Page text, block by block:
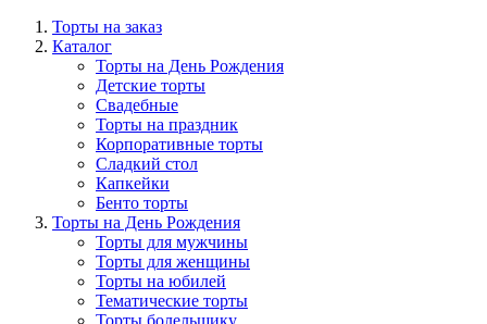
Торты на заказ
Каталог
Торты на День Рождения
Детские торты
Свадебные
Торты на праздник
Корпоративные торты
Сладкий стол
Капкейки
Бенто торты
Торты на День Рождения
Торты для мужчины
Торты для женщины
Торты на юбилей
Тематические торты
Торты болельщику